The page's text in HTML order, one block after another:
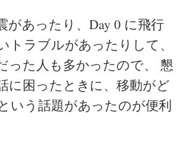
があったり、Day 0 に飛行
トラブルがあったりして、
った人も多かったので、 懇
に困ったときに、移動がど
いう話題があったのが便利